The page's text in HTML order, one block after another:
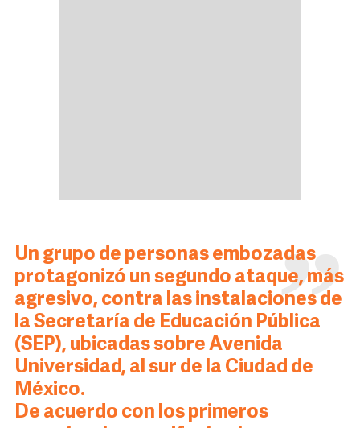
Un grupo de personas embozadas
protagonizó un segundo ataque, más
agresivo, contra las instalaciones de
la Secretaría de Educación Pública
(SEP), ubicadas sobre Avenida
Universidad, al sur de la Ciudad de
México.
De acuerdo con los primeros